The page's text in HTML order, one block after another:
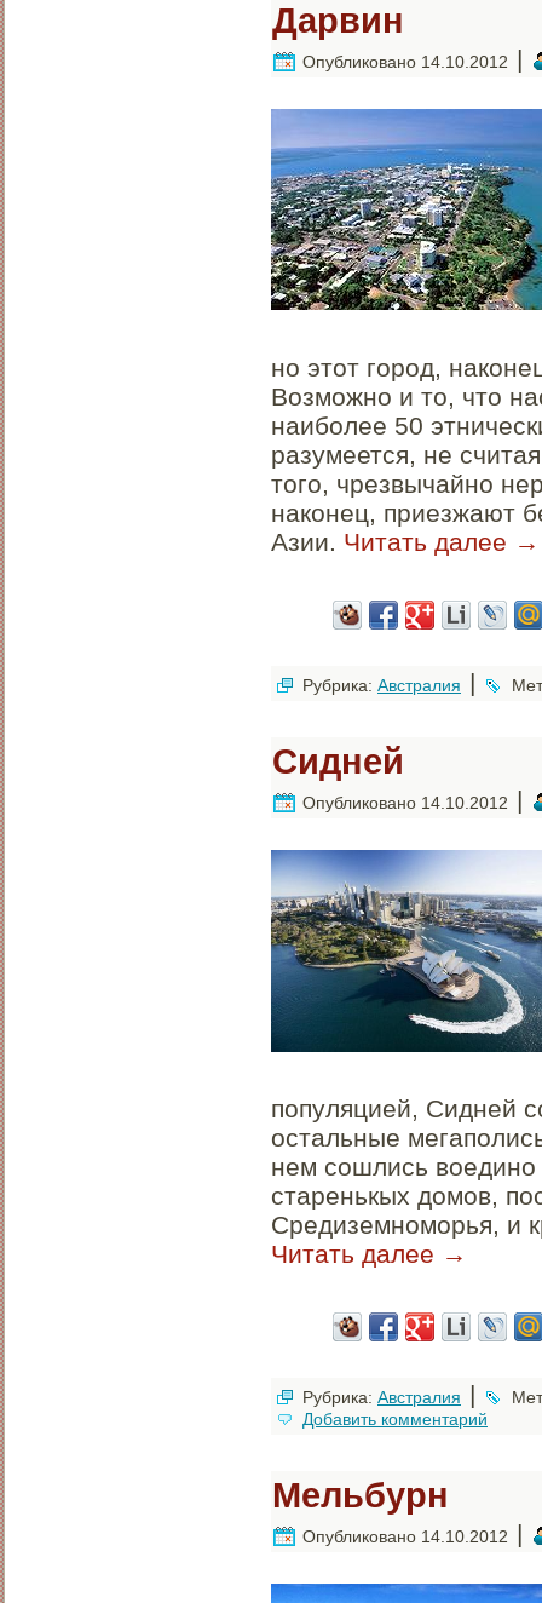
Дарвин
Опубликовано 14.10.2012 |
но этот город,
Возможно и то, что
наиболее 50
разумеется, не
того, чрезвычайно
наконец, приезжают
Азии. Читать далее →
Рубрика: Австралия |
Сидней
Опубликовано 14.10.2012 |
популяцией, Сидней
остальные
нем сошлись воедино
старенькых домов,
Средиземноморья, и
Читать далее →
Рубрика: Австралия |
Добавить комментарий
Мельбурн
Опубликовано 14.10.2012 |